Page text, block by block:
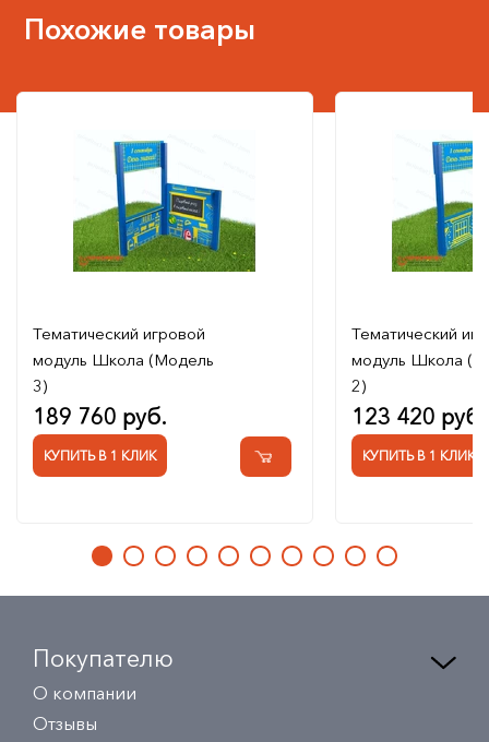
Похожие товары
Тематический игровой
модуль Школа (Модель
3)
189 760 руб.
КУПИТЬ В 1 КЛИК
Тематический
модуль Школа
2)
123 420 руб.
КУПИТЬ В 1 КЛИК
Покупателю
О компании
Отзывы